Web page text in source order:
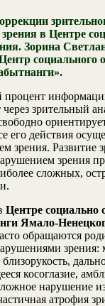
в Центре
Зорина
социального
процент
зрительный
его действия
зрения. Развитие
зрения
сложных,
Центре социально
Ямало-
обращаются
зрения:
косоглазие,
нарушение
атрофия